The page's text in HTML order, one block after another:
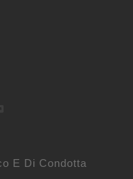
E Di Condotta